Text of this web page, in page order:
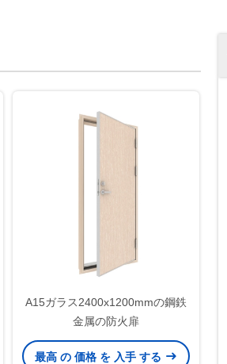
A15ガラス2400x1200mmの鋼鉄
金属の防火扉
最高 の 価格 を 入手 する